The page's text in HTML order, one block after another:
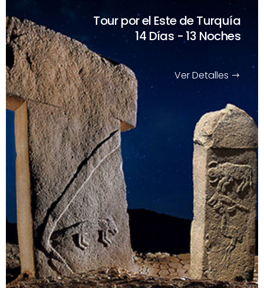
Tour por el Este de Turquía
14 Días - 13 Noches
Ver Detalles